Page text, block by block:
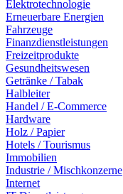
Elektrotechnologie
Erneuerbare Energien
Fahrzeuge
Finanzdienstleistungen
Freizeitprodukte
Gesundheitswesen
Getränke / Tabak
Halbleiter
Handel / E-Commerce
Hardware
Holz / Papier
Hotels / Tourismus
Immobilien
Industrie / Mischkonzerne
Internet